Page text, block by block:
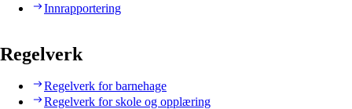
Innrapportering
Regelverk
Regelverk for barnehage
Regelverk for skole og opplæring